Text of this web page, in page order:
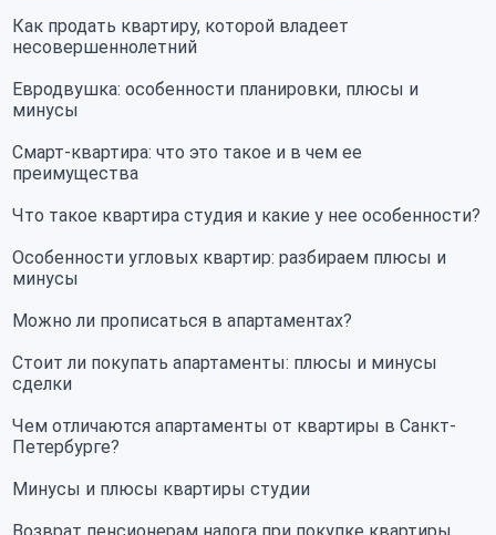
Как продать квартиру, которой владеет
несовершеннолетний
Евродвушка: особенности планировки, плюсы и
минусы
Смарт-квартира: что это такое и в чем ее
преимущества
Что такое квартира студия и какие у нее особенности?
Особенности угловых квартир: разбираем плюсы и
минусы
Можно ли прописаться в апартаментах?
Стоит ли покупать апартаменты: плюсы и минусы
сделки
Чем отличаются апартаменты от квартиры в Санкт-
Петербурге?
Минусы и плюсы квартиры студии